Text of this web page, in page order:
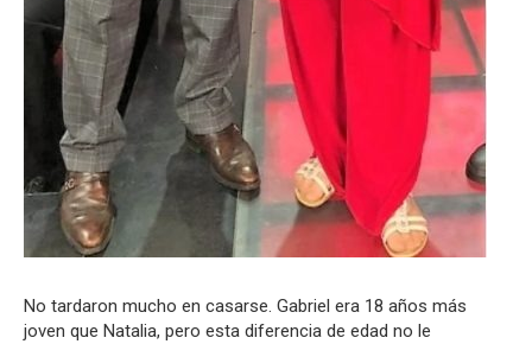
No tardaron mucho en casarse. Gabriel era 18 años más
joven que Natalia, pero esta diferencia de edad no le